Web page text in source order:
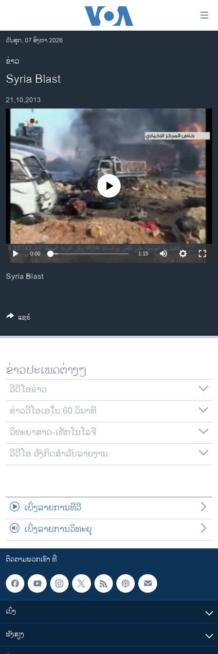
ເຂົ້າ
ຫາ
ຂ້າມ
ຂ້າມ
ໄປ
ອາເມຣິກາ
ການເລືອກຕັ້ງ ປະທານາທີບໍດີ ສະຫະລັດ 2024
ຂ່າວ​ຈີນ
ໂລກ
ເອເຊຍ
ອິດສະຫຼະພາບດ້ານການຂ່າວ
ຊີວິດຊາວລາວ
ຊຸມຊົນຊາວລາວ
ວິທະຍາສາດ-ເທັກໂນໂລຈີ
ທຸລະກິດ
ພາສາອັງກິດ
ວີດີໂອ
ລາຍການກະຈາຍສຽງ
ຕິດຕາມພວກເຮົາ ທີ່
ພາສາຕ່າງໆ
ວັນສຸກ, 07 ສິງຫາ 2026
ຂ່າວ
Syria Blast
21,10,2013
No media source currently available
0:00 1:15
Syria Blast
ແຊຣ໌
ຂ່າວປະເພດຕ່າງໆ
ວີດີໂອຂ່າວ
ຂ່າວວີໂອເອໃນ 60 ວິນາທີ
ວິທະຍາສາດ-ເທັກໂນໂລຈີ
ວີດີໂອ ອັງກິດສຳລັບລາຍງານ
ເບິ່ງລາຍການທີວີ
ເບິ່ງລາຍການວິທະຍຸ
ຕິດຕາມພວກເຮົາ ທີ່
ເບິ່ງ
ຟັງສຽງ